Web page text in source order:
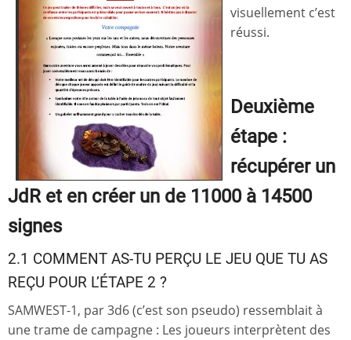
visuellement c’est
réussi.
Deuxième
étape :
récupérer un
JdR et en créer un de 11000 à 14500
signes
2.1 COMMENT AS-TU PERÇU LE JEU QUE TU AS
REÇU POUR L’ÉTAPE 2 ?
SAMWEST-1, par 3d6 (c’est son pseudo) ressemblait à
une trame de campagne : Les joueurs interprètent des